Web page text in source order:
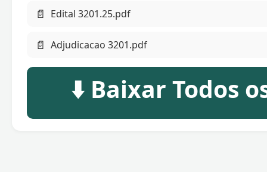
📄 Edital 3201.25.pdf
📄 Adjudicacao 3201.pdf
⬇️ Baixar Todos